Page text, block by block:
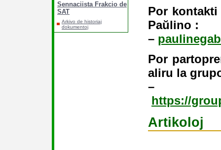
Sennaciista Frakcio de
SAT
Arkivo de historiaj
dokumentoj
Por
Paŭlino :
–
Por
aliru la
–
https://
Artikoloj